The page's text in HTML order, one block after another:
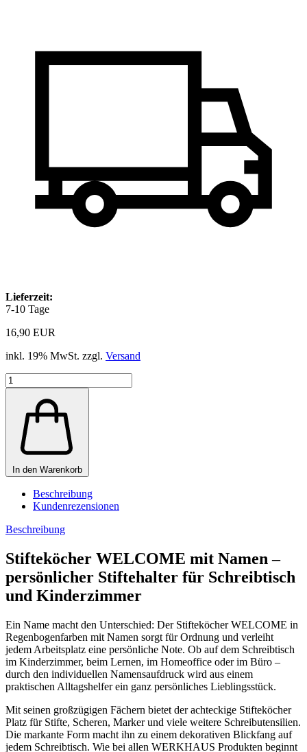
Lieferzeit:
7-10 Tage
16,90 EUR
inkl. 19% MwSt. zzgl. Versand
In den Warenkorb
Beschreibung
Kundenrezensionen
Beschreibung
Stifteköcher WELCOME mit Namen –
persönlicher Stiftehalter für Schreibtisch
und Kinderzimmer
Ein Name macht den Unterschied: Der Stifteköcher WELCOME in
Regenbogenfarben mit Namen sorgt für Ordnung und verleiht
jedem Arbeitsplatz eine persönliche Note. Ob auf dem Schreibtisch
im Kinderzimmer, beim Lernen, im Homeoffice oder im Büro –
durch den individuellen Namensaufdruck wird aus einem
praktischen Alltagshelfer ein ganz persönliches Lieblingsstück.
Mit seinen großzügigen Fächern bietet der achteckige Stifteköcher
Platz für Stifte, Scheren, Marker und viele weitere Schreibutensilien.
Die markante Form macht ihn zu einem dekorativen Blickfang auf
jedem Schreibtisch. Wie bei allen WERKHAUS Produkten beginnt